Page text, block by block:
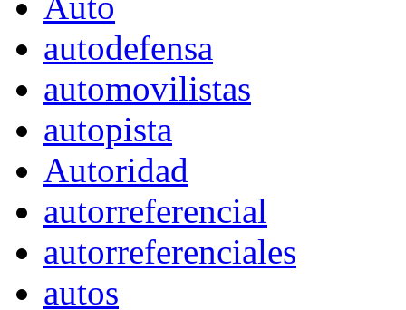
autodefensa
automovilistas
autopista
Autoridad
autorreferencial
autorreferenciales
autos